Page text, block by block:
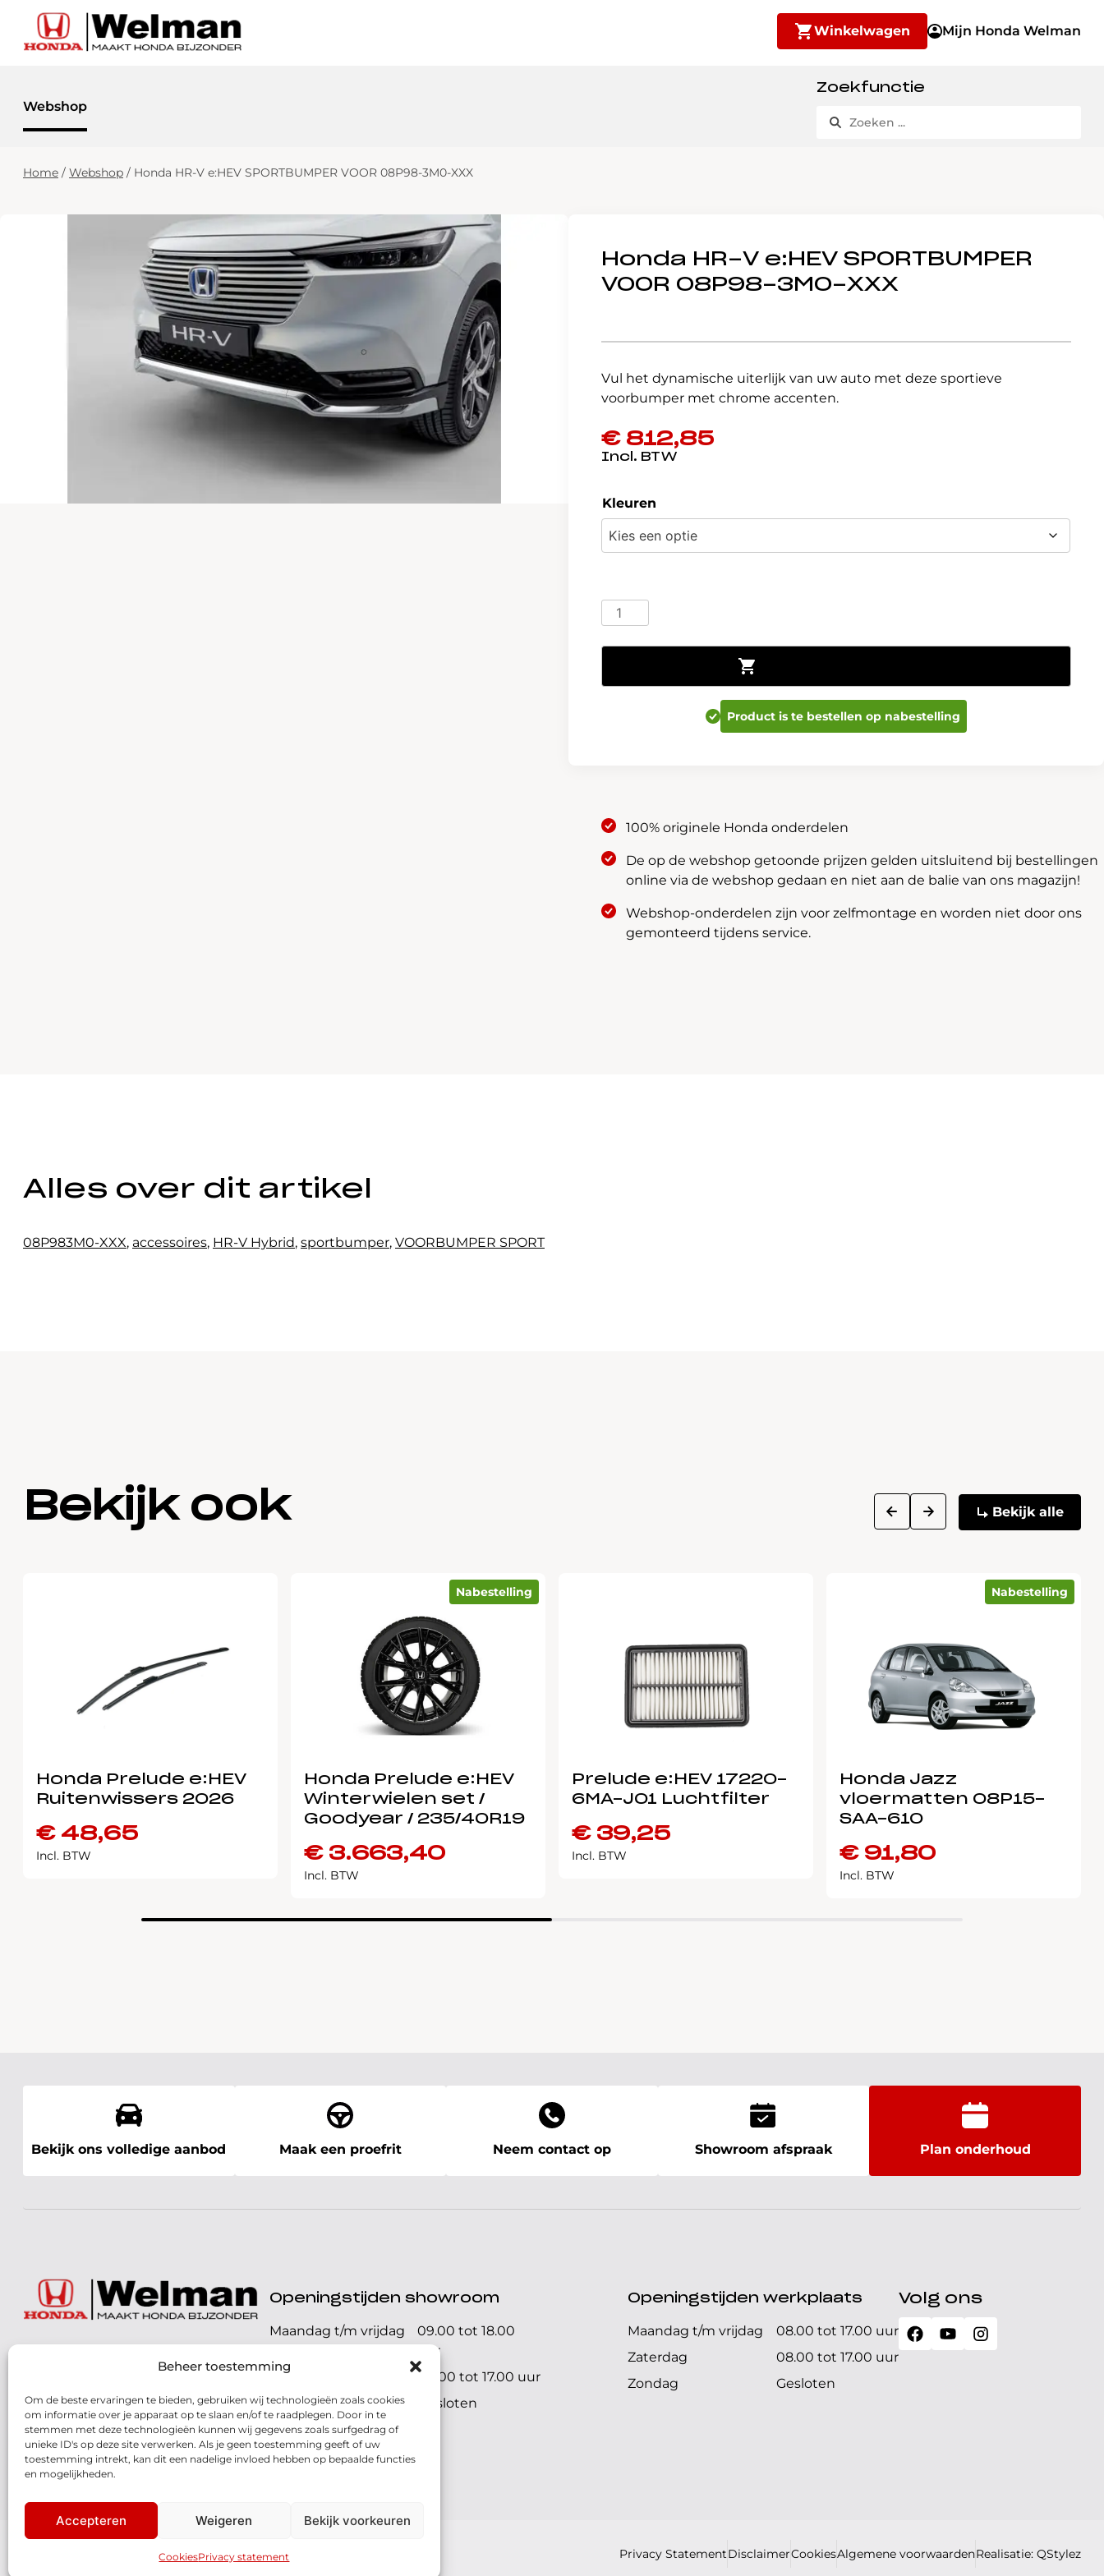
Beheer toestemming
Om de beste ervaringen te bieden, gebruiken wij technologieën zoals cookies
om informatie over je apparaat op te slaan en/of te raadplegen. Door in te
stemmen met deze technologieën kunnen wij gegevens zoals surfgedrag of
unieke ID's op deze site verwerken. Als je geen toestemming geeft of uw
toestemming intrekt, kan dit een nadelige invloed hebben op bepaalde functies
en mogelijkheden.
Accepteren Weigeren Bekijk voorkeuren
CookiesPrivacy statement
Winkelwagen Mijn Honda Welman
Webshop
Zoekfunctie
Home / Webshop / Honda HR-V e:HEV SPORTBUMPER VOOR 08P98-3M0-XXX
Honda HR-V e:HEV SPORTBUMPER
VOOR 08P98-3M0-XXX
Vul het dynamische uiterlijk van uw auto met deze sportieve
voorbumper met chrome accenten.
€812,85
Kleuren
Honda
HR-
V
SPORTBUMPER
Toevoegen aan winkelwagen
Product is te bestellen op nabestelling
100% originele Honda onderdelen
De op de webshop getoonde prijzen gelden uitsluitend bij bestellingen
online via de webshop gedaan en niet aan de balie van ons magazijn!
Webshop-onderdelen zijn voor zelfmontage en worden niet door ons
gemonteerd tijdens service.
Alles over dit artikel
08P983M0-XXX, accessoires, HR-V Hybrid, sportbumper, VOORBUMPER SPORT
Bekijk ook Bekijk alle
Honda Prelude e:HEV
Ruitenwissers 2026
€48,65
Incl. BTW
Nabestelling
Honda Prelude e:HEV
Winterwielen set /
Goodyear / 235/40R19
€3.663,40
Incl. BTW
Prelude e:HEV 17220-
6MA-J01 Luchtfilter
€39,25
Incl. BTW
Nabestelling
Honda Jazz
vloermatten 08P15-
SAA-610
€91,80
Incl. BTW
prev next
Bekijk ons volledige aanbod Maak een proefrit Neem contact op Showroom afspraak Plan onderhoud
072 - 57 16 9 40
Parelweg 3, 1812 RS
Alkmaar
Routebeschrijving
Openingstijden showroom
Maandag t/m vrijdag
09.00 tot 18.00
uur
Zaterdag
09.00 tot 17.00 uur
Zondag
Gesloten
Openingstijden werkplaats
Maandag t/m vrijdag
08.00 tot 17.00 uur
Zaterdag
08.00 tot 17.00 uur
Zondag
Gesloten
Volg ons
© 2026 - Honda Welman - Dé Honda Dealer van Nederland Privacy StatementDisclaimerCookiesAlgemene voorwaardenRealisatie: QStylez